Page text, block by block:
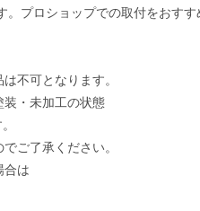
ョップでの取付をおすすめ
不可となります。
・未加工の状態
ご了承ください。
合は